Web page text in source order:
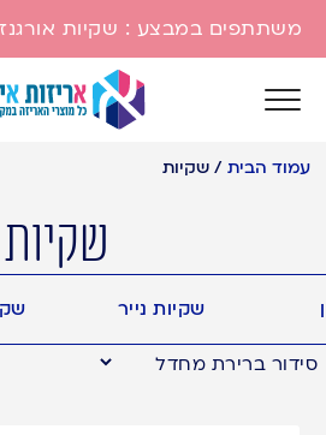
משתתפים במבצע : שקיות
עמוד הבית /שקיות
שקיות
שקיות נייר